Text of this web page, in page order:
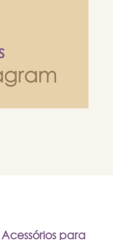
Acessórios para